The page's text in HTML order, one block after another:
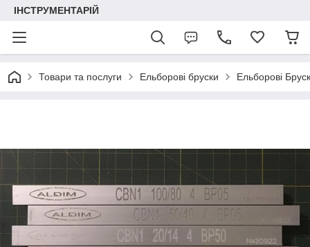
ІНСТРУМЕНТАРІЙ
Товари та послуги Ельборові бруски Ельборові